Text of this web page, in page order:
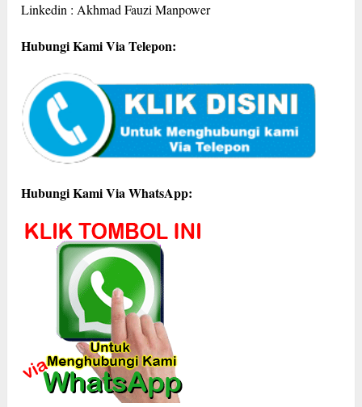
Linkedin : Akhmad Fauzi Manpower
Hubungi Kami Via Telepon:
Hubungi Kami Via WhatsApp: